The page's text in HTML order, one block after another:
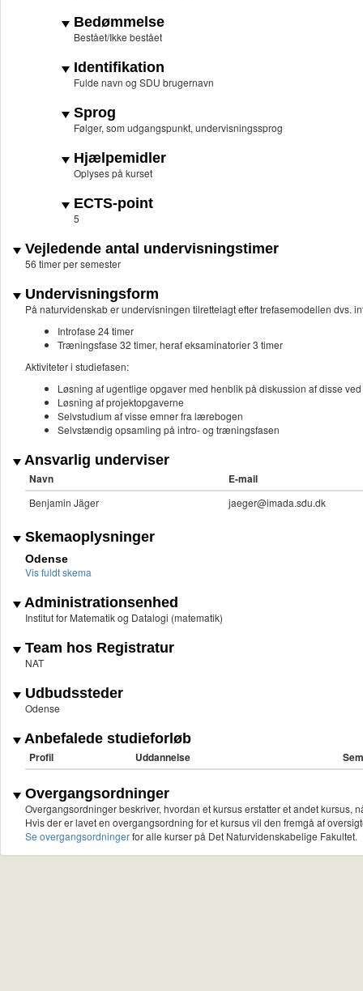
Bedømmelse
Bestået/Ikke bestået
Identifikation
Fulde navn og SDU brugernavn
Sprog
Følger, som udgangspunkt, undervisningssprog
Hjælpemidler
Oplyses på kurset
ECTS-point
5
Vejledende antal undervisningstimer
56 timer per semester
Undervisningsform
På naturvidenskab er undervisningen tilrettelagt efter trefasemodellen dvs.
Introfase 24 timer
Træningsfase 32 timer, heraf eksaminatorier 3 timer
Aktiviteter i studiefasen:
Løsning af ugentlige opgaver med henblik på diskussion af disse
Løsning af projektopgaverne
Selvstudium af visse emner fra lærebogen
Selvstændig opsamling på intro- og træningsfasen
Ansvarlig underviser
Navn E-mail
Benjamin Jäger jaeger@imada.sdu.dk
Skemaoplysninger
Odense
Vis fuldt skema
Administrationsenhed
Institut for Matematik og Datalogi (matematik)
Team hos Registratur
NAT
Udbudssteder
Odense
Anbefalede studieforløb
Profil Uddannelse
Overgangsordninger
Overgangsordninger beskriver, hvordan et kursus erstatter et andet kursus,
Hvis der er lavet en overgangsordning for et kursus vil den fremgå af
Se overgangsordningerfor alle kurser på Det Naturvidenskabelige Fakultet.